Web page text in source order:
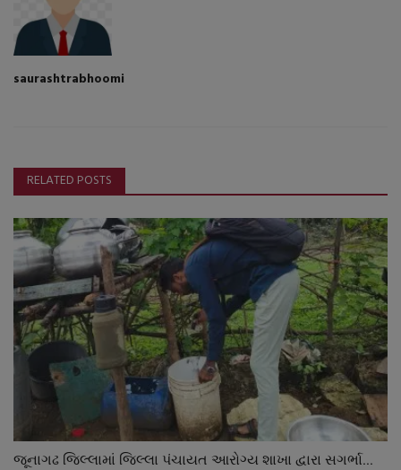
saurashtrabhoomi
RELATED POSTS
જૂનાગઢ જિલ્લામાં જિલ્લા પંચાયત આરોગ્ય શાખા દ્વારા સગર્ભા...